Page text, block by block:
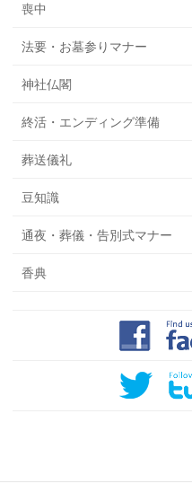
喪中
法要・お墓参りマナー
神社仏閣
終活・エンディング準備
葬送儀礼
豆知識
通夜・葬儀・告別式マナー
香典